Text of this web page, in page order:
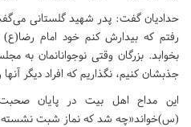
رفتم که بیدارش کنم خود امام
بخوابد. بزرگان وقتی نوجوانانمان به
جذبشان کنیم، نگذاریم که افراد دیگر
این مداح اهل بیت در پایان
(س)خواند«چه شد که نماز شبت